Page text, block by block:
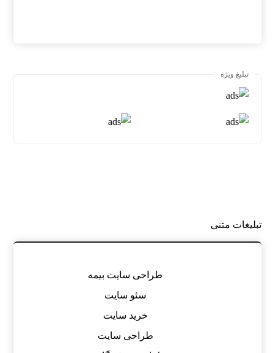
تبلیغ ویژه
تبلیغات متنی
طراحی سایت بیمه
سئو سایت
خرید سایت
طراحی سایت